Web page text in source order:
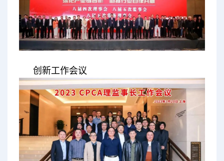
创新工作会议